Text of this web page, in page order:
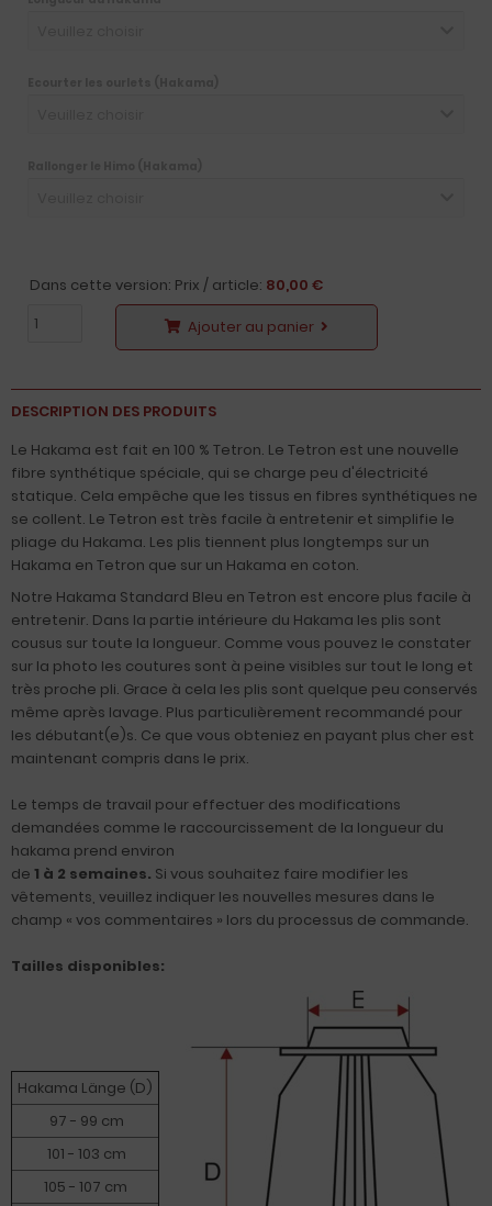
Dans cette version: Prix / article: 80,00 €
Ajouter au panier
DESCRIPTION DES PRODUITS
Le Hakama est fait en 100 % Tetron. Le Tetron est une nouvelle
fibre synthétique spéciale, qui se charge peu d'électricité
statique. Cela empêche que les tissus en fibres synthétiques ne
se collent. Le Tetron est très facile à entretenir et simplifie le
pliage du Hakama. Les plis tiennent plus longtemps sur un
Hakama en Tetron que sur un Hakama en coton.
Notre Hakama Standard Bleu en Tetron est encore plus facile à
entretenir. Dans la partie intérieure du Hakama les plis sont
cousus sur toute la longueur. Comme vous pouvez le constater
sur la photo les coutures sont à peine visibles sur tout le long et
très proche pli. Grace à cela les plis sont quelque peu conservés
même après lavage. Plus particulièrement recommandé pour
les débutant(e)s. Ce que vous obteniez en payant plus cher est
maintenant compris dans le prix.
Le temps de travail pour effectuer des modifications
demandées comme le raccourcissement de la longueur du
hakama prend environ
de 1 à 2 semaines. Si vous souhaitez faire modifier les
vêtements, veuillez indiquer les nouvelles mesures dans le
champ « vos commentaires » lors du processus de commande.
Tailles disponibles:
Hakama Länge (D)
97 - 99 cm
101 - 103 cm
105 - 107 cm